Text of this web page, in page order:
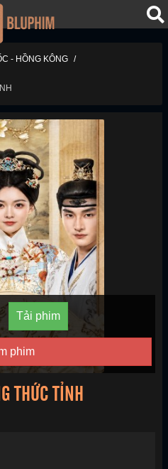
- HỒNG KÔNG
Tải phim
phim
THỨC TỈNH